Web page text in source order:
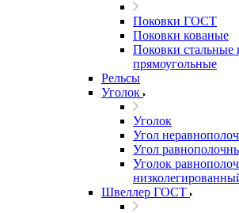
Поковки ГОСТ
Поковки кованые
Поковки стальные
прямоугольные
Рельсы
Уголок
Уголок
Угол
Угол
Уголок
Швеллер ГОСТ